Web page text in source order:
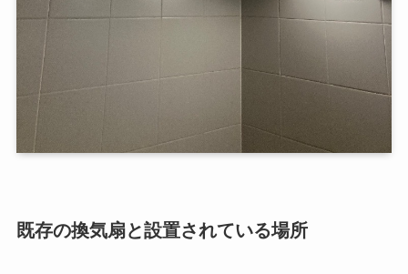
既存の換気扇と設置されている場所